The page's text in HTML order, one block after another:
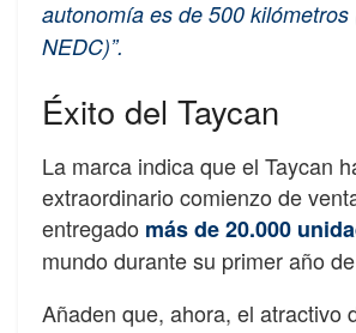
autonomía es de 500 kilómetros
NEDC)”.
Éxito del Taycan
La marca indica que el Taycan
extraordinario comienzo de
entregado más de 20.000
mundo durante su primer año
Añaden que, ahora, el atractivo